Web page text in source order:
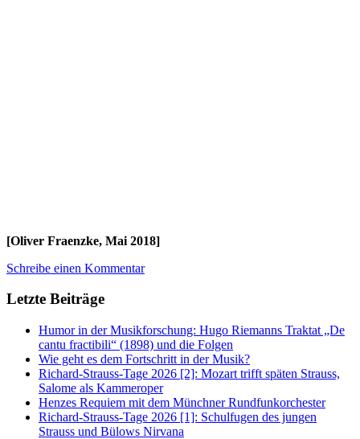
[Oliver Fraenzke, Mai 2018]
Schreibe einen Kommentar
Letzte Beiträge
Humor in der Musikforschung: Hugo Riemanns Traktat „De
cantu fractibili“ (1898) und die Folgen
Wie geht es dem Fortschritt in der Musik?
Richard-Strauss-Tage 2026 [2]: Mozart trifft späten Strauss,
Salome als Kammeroper
Henzes Requiem mit dem Münchner Rundfunkorchester
Richard-Strauss-Tage 2026 [1]: Schulfugen des jungen
Strauss und Bülows Nirvana